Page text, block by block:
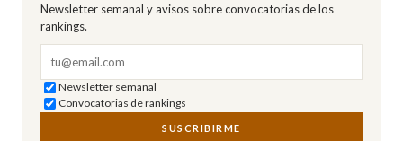
Newsletter semanal y avisos sobre convocatorias de los
rankings.
Newsletter semanal
Convocatorias de rankings
SUSCRIBIRME